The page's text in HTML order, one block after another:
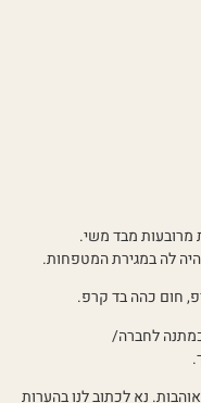
לה במגירת המטפחות.
חום כהה בד קרפ.
לחברה/
נא לכתוב לנו בהערות